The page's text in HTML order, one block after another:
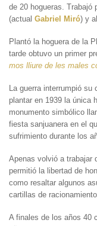
de 20 hogueras. Trabajó
(actual Gabriel Miró) y
Plantó la hoguera de la
tarde obtuvo un primer
mos lliure de les males
La guerra interrumpió su
plantar en 1939 la única
monumento simbólico
fiesta sanjuanera en el
sufrimiento durante los
Apenas volvió a trabajar
permitió la libertad de
como resaltar algunos
cartillas de
A finales de los años 40